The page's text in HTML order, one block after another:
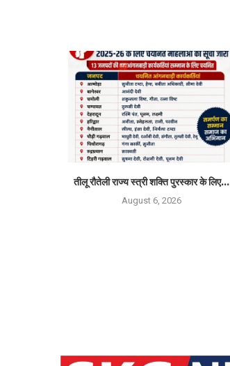
तीलू रौतेली राज्य स्त्री शक्ति पुरस्कार के लिए...
August 6, 2026